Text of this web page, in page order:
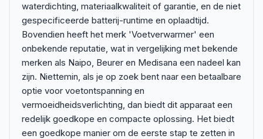
waterdichting, materiaalkwaliteit of garantie, en de niet
gespecificeerde batterij-runtime en oplaadtijd.
Bovendien heeft het merk 'Voetverwarmer' een
onbekende reputatie, wat in vergelijking met bekende
merken als Naipo, Beurer en Medisana een nadeel kan
zijn. Niettemin, als je op zoek bent naar een betaalbare
optie voor voetontspanning en
vermoeidheidsverlichting, dan biedt dit apparaat een
redelijk goedkope en compacte oplossing. Het biedt
een goedkope manier om de eerste stap te zetten in